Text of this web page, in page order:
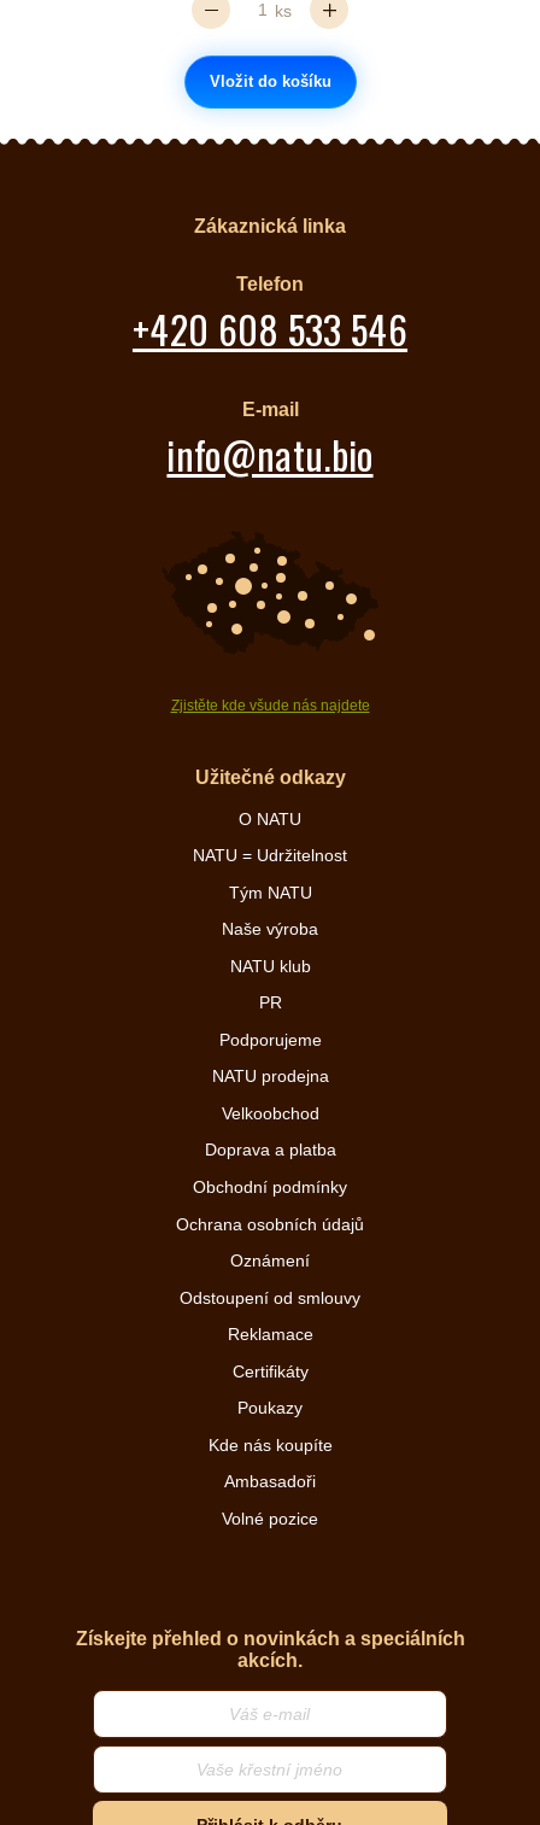
ks
Vložit do košíku
Zákaznická linka
Telefon
+420 608 533 546
E-mail
info@natu.bio
Zjistěte kde všude nás najdete
Užitečné odkazy
O NATU
NATU = Udržitelnost
Tým NATU
Naše výroba
NATU klub
PR
Podporujeme
NATU prodejna
Velkoobchod
Doprava a platba
Obchodní podmínky
Ochrana osobních údajů
Oznámení
Odstoupení od smlouvy
Reklamace
Certifikáty
Poukazy
Kde nás koupíte
Ambasadoři
Volné pozice
Získejte přehled o novinkách a speciálních
akcích.